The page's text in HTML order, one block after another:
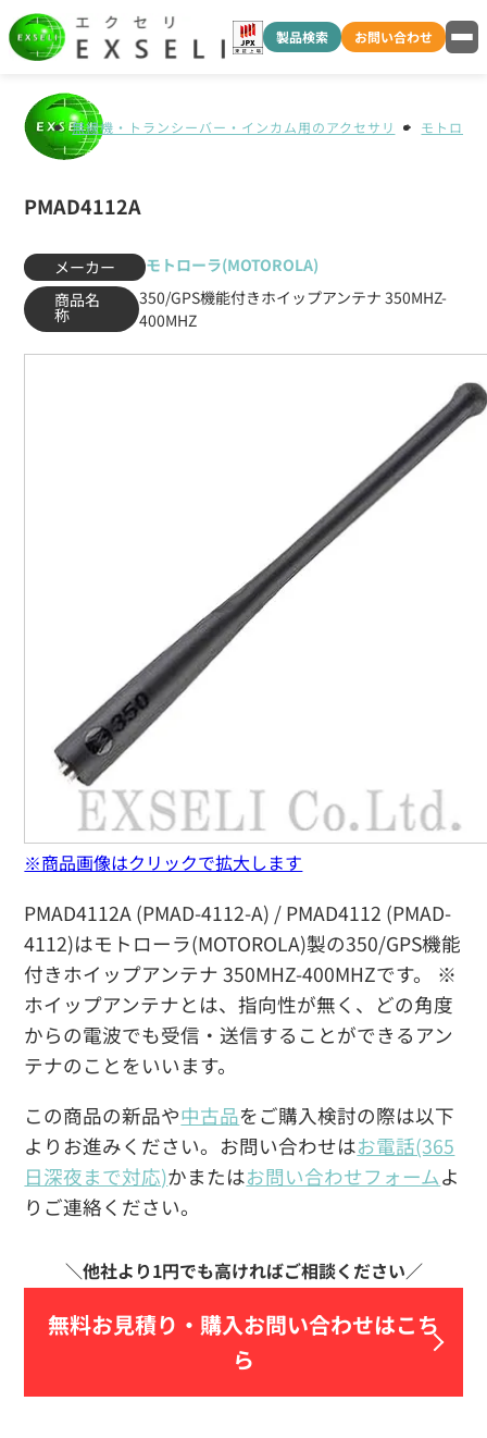
製品検索 お問い合わせ
無線機・トランシーバー・インカム用のアクセサリ モトロー
PMAD4112A
メーカー
モトローラ(MOTOROLA)
商品名
称
350/GPS機能付きホイップアンテナ 350MHZ-
400MHZ
PMAD4112A (PMAD-4112-A) / PMAD4112 (PMAD-
4112)はモトローラ(MOTOROLA)製の350/GPS機能
付きホイップアンテナ 350MHZ-400MHZです。 ※
ホイップアンテナとは、指向性が無く、どの角度
からの電波でも受信・送信することができるアン
テナのことをいいます。
この商品の新品や中古品をご購入検討の際は以下
よりお進みください。お問い合わせはお電話(365
日深夜まで対応)かまたはお問い合わせフォームよ
りご連絡ください。
無料お見積り・ 購入お問い合わせはこち
ら
※商品画像はクリックで拡大します